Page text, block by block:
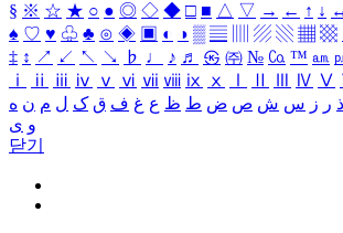
§ ※ ☆ ★ ○ ● ◎ ◇ ◆ □ ■ △ ▽ → ← ↑ ↓
♠ ♡ ♥ ♧ ♣ ⊙ ◈ ▣ ◐ ◑ ▒ ▤ ▨ ▧ ▦ ▩
‡ ↕ ↗ ↙ ↖ ↘ ♭ ♩ ♪ ♬ ㉿ ㈜ № ㏇ ™ ㏂
ⅰ
ⅱ ⅲ ⅳ ⅴ ⅵ ⅶ ⅷ ⅸ ⅹ Ⅳ Ⅴ
ذ ر ز س ش ص ض ط ظ ع غ ف ق ک ل م ن ه
و ی
닫기